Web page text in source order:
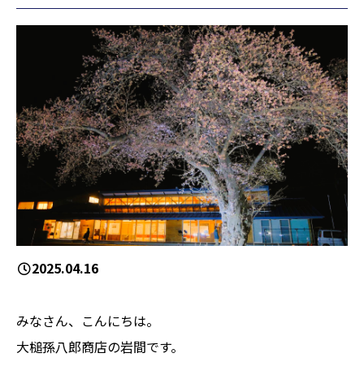
2025.04.16
みなさん、こんにちは。
大槌孫八郎商店の岩間です。